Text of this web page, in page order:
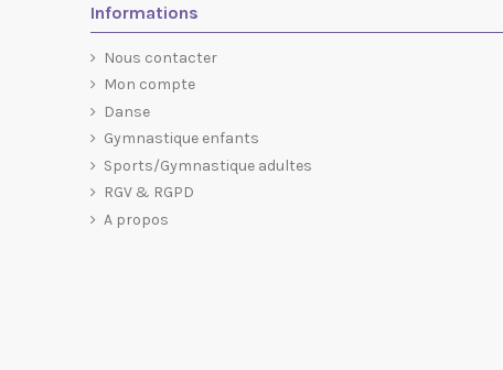
Informations
Nous contacter
Mon compte
Danse
Gymnastique enfants
Sports/Gymnastique adultes
RGV & RGPD
A propos